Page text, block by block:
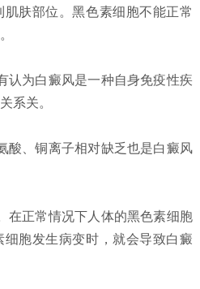
肤部位。黑色素细胞不能正常
为白癜风是一种自身免疫性疾
系关。
、铜离子相对缺乏也是白癜风
正常情况下人体的黑色素细胞
胞发生病变时，就会导致白癜